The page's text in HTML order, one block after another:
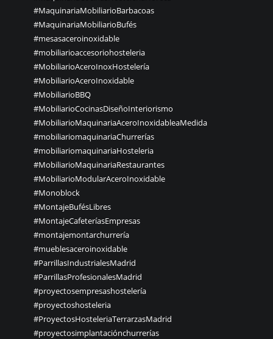
#MaquinariaMobiliarioBarbacoas
#MaquinariaMobiliarioBufés
#mesasaceroinoxidable
#mobiliarioaccesoriohosteleria
#MobiliarioAceroInoxHostelería
#MobiliarioAceroInoxidable
#MobiliarioBBQ
#MobiliarioCocinasDiseñoInteriorismo
#MobiliarioMaquinariaAceroInoxidableaMedida
#mobiliariomaquinariaChurrerías
#mobiliariomaquinariaHosteleria
#MobiliarioMaquinariaRestaurantes
#MobiliarioModularAceroInoxidable
#Monoblock
#MontajeBufésLibres
#MontajeCafeteríasEmpresas
#montajemontarchurrería
#mueblesaceroinoxidable
#ParrillasIndustrialesMadrid
#ParrillasProfesionalesMadrid
#proyectosempresashostelería
#proyectoshosteleria
#ProyectosHosteleriaTerrarzasMadrid
#proyectosimplantaciónchurrerías